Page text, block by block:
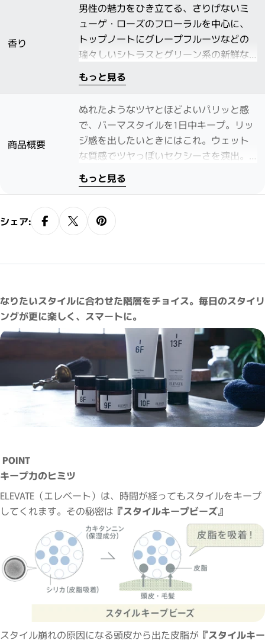
香り
男性の魅力をひき立てる、さりげないミ
ューゲ・ローズのフローラルを中心に、
トップノートにグレープフルーツなどの
瑞々しいシトラスとグリーン系の新鮮な
フルーツを効かせ、温かみのあるムス
ク・アンバーのベースでまとめた香りで
もっと見る
商品概要
ぬれたようなツヤとほどよいパリッと感
で、パーマスタイルを1日中キープ。リッ
ジ感を出したいときにはこれ。ウェット
な質感でツヤっぽいセクシーさを演出。
キープ力のヒミツ スタイリング時はしっ
かりセットできていたはずなのに、時間
ことはありませんか？ それは湿気や汗
の影響だけではなく、時間の経過ととも
し、重くなってしまうからです。
ープビーズ』を配合。時間とともに頭皮
から出てきた皮脂が『スタイルキープビ
ーズ』内部に吸着され、スタイルが崩れ
にくくなります。
もっと見る
シェア:
なりたいスタイルに合わせた階層をチョイス。毎日のスタイリ
ングが更に楽しく、スマートに。
POINT
キープ力のヒミツ
ELEVATE（エレベート）は、時間が経ってもスタイルをキープ
してくれます。その秘密は 『スタイルキープビーズ』
スタイル崩れの原因になる頭皮から出た皮脂が 『スタイルキー